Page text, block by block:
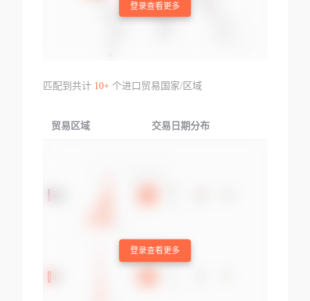
登录查看更多
匹配到共计 10+个进口贸易国家/区域
贸易区域 交易日期分布
登录查看更多